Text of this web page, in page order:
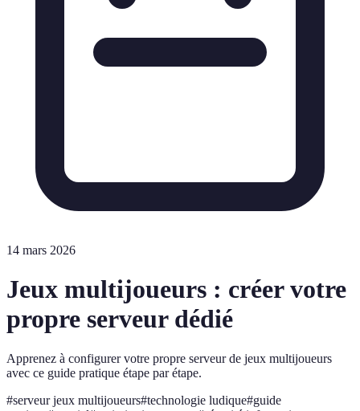
14 mars 2026
Jeux multijoueurs : créer votre
propre serveur dédié
Apprenez à configurer votre propre serveur de jeux multijoueurs
avec ce guide pratique étape par étape.
#serveur jeux multijoueurs#technologie ludique#guide